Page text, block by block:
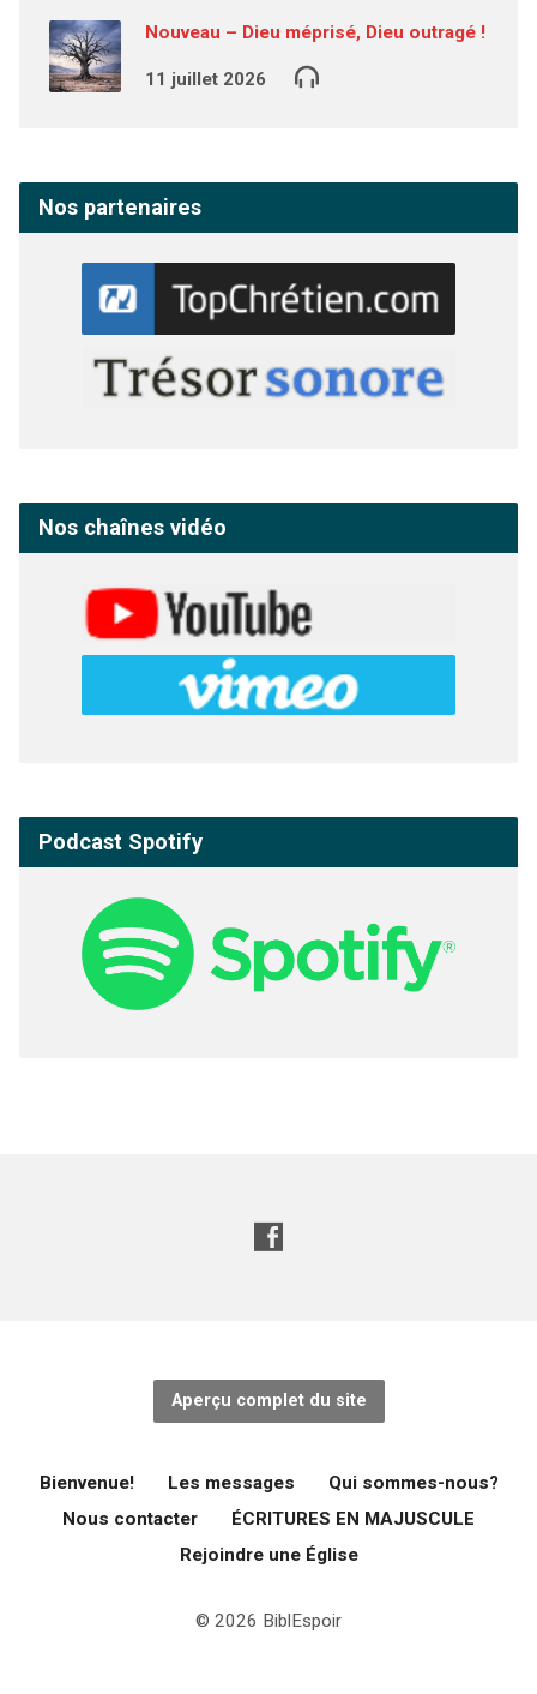
Nouveau – Dieu méprisé, Dieu outragé !
11 juillet 2026
Nos partenaires
Nos chaînes vidéo
Podcast Spotify
Aperçu complet du site
Bienvenue! Les messages
Qui sommes-nous?
Nous contacter
ÉCRITURES EN MAJUSCULE
Rejoindre une Église
© 2026 BiblEspoir